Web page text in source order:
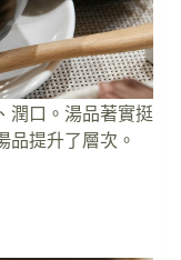
潤口。湯品著實挺
品提升了層次。